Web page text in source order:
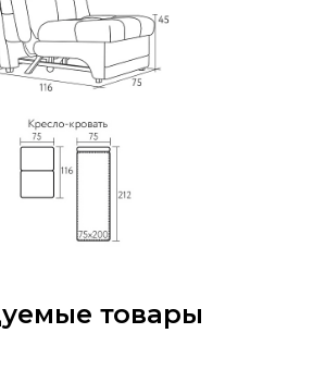
товары